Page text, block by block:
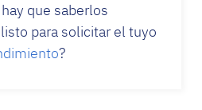
hay que saberlos
para solicitar el tuyo
?